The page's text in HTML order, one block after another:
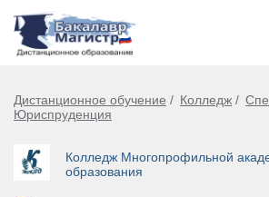
Дистанционное обучение Колледж
Юриспруденция
Колледж Многопрофильной
образования